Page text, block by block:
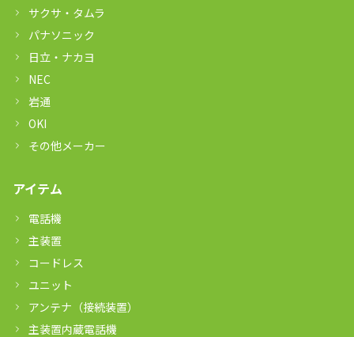
サクサ・タムラ
パナソニック
日立・ナカヨ
NEC
岩通
OKI
その他メーカー
アイテム
電話機
主装置
コードレス
ユニット
アンテナ（接続装置）
主装置内蔵電話機